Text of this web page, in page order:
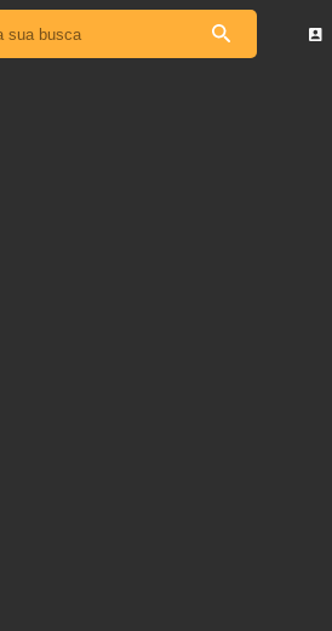
Ver todas as notícias